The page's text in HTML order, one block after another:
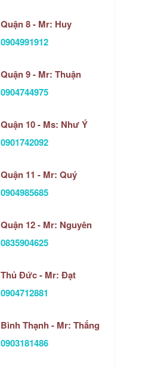
Quận 8 - Mr: Huy
0904991912
Quận 9 - Mr: Thuận
0904744975
Quận 10 - Ms: Như Ý
0901742092
Quận 11 - Mr: Quý
0904985685
Quận 12 - Mr: Nguyên
0835904625
Thủ Đức - Mr: Đạt
0904712881
Bình Thạnh - Mr: Thắng
0903181486